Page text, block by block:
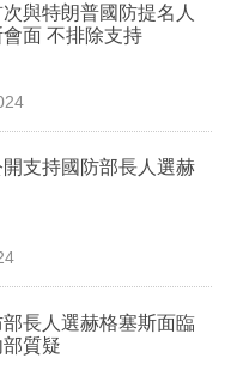
與特朗普國防提名人
面 不排除支持
支持國防部長人選赫
部長人選赫格塞斯面臨
質疑